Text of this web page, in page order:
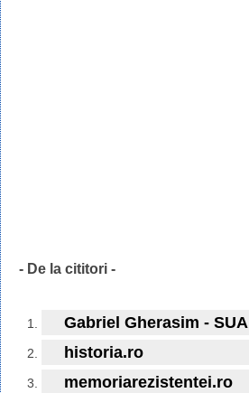
- De la cititori -
Gabriel Gherasim - SUA
historia.ro
memoriarezistentei.ro